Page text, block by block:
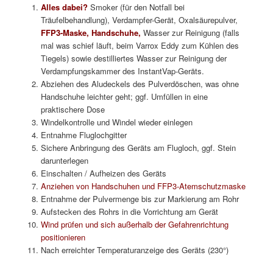
Alles dabei? Smoker (für den Notfall bei
Träufelbehandlung), Verdampfer-Gerät, Oxalsäurepulver,
FFP3-Maske, Handschuhe, Wasser zur Reinigung (falls
mal was schief läuft, beim Varrox Eddy zum Kühlen des
Tiegels) sowie destilliertes Wasser zur Reinigung der
Verdampfungskammer des InstantVap-Geräts.
Abziehen des Aludeckels des Pulverdöschen, was ohne
Handschuhe leichter geht; ggf. Umfüllen in eine
praktischere Dose
Windelkontrolle und Windel wieder einlegen
Entnahme Fluglochgitter
Sichere Anbringung des Geräts am Flugloch, ggf. Stein
darunterlegen
Einschalten / Aufheizen des Geräts
Anziehen von Handschuhen und FFP3-Atemschutzmaske
Entnahme der Pulvermenge bis zur Markierung am Rohr
Aufstecken des Rohrs in die Vorrichtung am Gerät
Wind prüfen und sich außerhalb der Gefahrenrichtung
positionieren
Nach erreichter Temperaturanzeige des Geräts (230°)